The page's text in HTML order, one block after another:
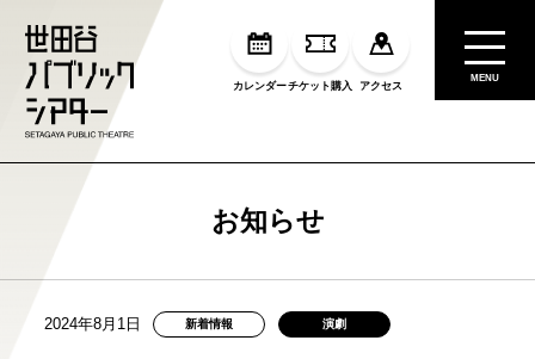
カレンダーチケット購入 アクセス
MENU
お知らせ
2024年8月1日 新着情報 演劇